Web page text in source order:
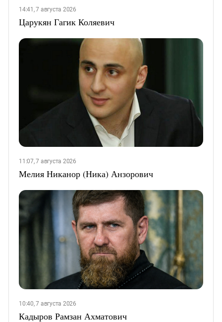
14:41, 7 августа 2026
Царукян Гагик Коляевич
11:07, 7 августа 2026
Мелия Никанор (Ника) Анзорович
10:40, 7 августа 2026
Кадыров Рамзан Ахматович